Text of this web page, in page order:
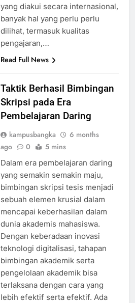
yang diakui secara internasional,
banyak hal yang perlu perlu
dilihat, termasuk kualitas
pengajaran,…
Read Full News
Taktik Berhasil Bimbingan
Skripsi pada Era
Pembelajaran Daring
kampusbangka
6 months
ago
0 5 mins
Dalam era pembelajaran daring
yang semakin semakin maju,
bimbingan skripsi tesis menjadi
sebuah elemen krusial dalam
mencapai keberhasilan dalam
dunia akademis mahasiswa.
Dengan keberadaan inovasi
teknologi digitalisasi, tahapan
bimbingan akademik serta
pengelolaan akademik bisa
terlaksana dengan cara yang
lebih efektif serta efektif. Ada